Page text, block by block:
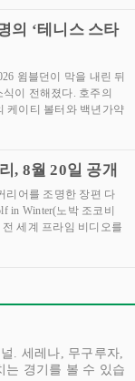
의 ‘테니스 스타
윔블던이 막을 내린 뒤
이 전해졌다. 호주의
케이티 볼터와 백년가약
, 8월 20일 공개
리어를 조명한 장편 다
in Winter(노박 조코비
세계 프라임 비디오를
. 세레나, 무구루자,
는 경기를 볼 수 있습